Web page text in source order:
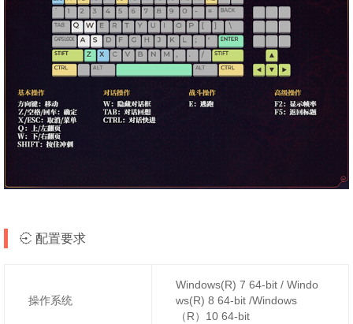
配置要求
操作系统
Windows(R) 7 64-bit / Windo
ws(R) 8 64-bit /Windows
（R）10 64-bit